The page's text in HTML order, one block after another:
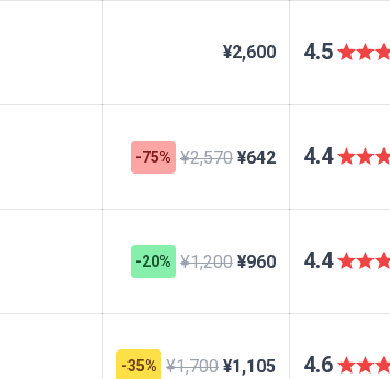
¥2,600 4.5
-75% ¥2,570 ¥642 4.4
-20% ¥1,200 ¥960 4.4
-35% ¥1,700 ¥1,105 4.6